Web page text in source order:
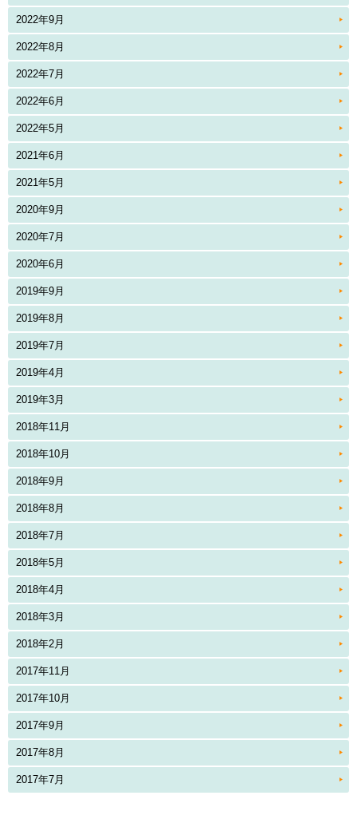
2022年9月
2022年8月
2022年7月
2022年6月
2022年5月
2021年6月
2021年5月
2020年9月
2020年7月
2020年6月
2019年9月
2019年8月
2019年7月
2019年4月
2019年3月
2018年11月
2018年10月
2018年9月
2018年8月
2018年7月
2018年5月
2018年4月
2018年3月
2018年2月
2017年11月
2017年10月
2017年9月
2017年8月
2017年7月